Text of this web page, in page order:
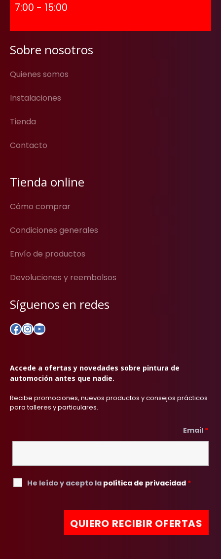
7:00 - 15:00
Sobre nosotros
Quienes somos
Instalaciones
Tienda
Contacto
Tienda online
Cómo comprar
Condiciones generales
Envío de productos
Devoluciones y reembolsos
Síguenos en redes
Facebook
Instagram
YouTube
Accede a ofertas y novedades sobre pintura de
automoción antes que nadie.
Recibe promociones, nuevos productos y consejos prácticos
para talleres y particulares.
Email *
He leído y acepto la política de privacidad *